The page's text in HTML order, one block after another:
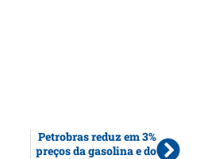
Petrobras reduz em 3%
preços da gasolina e do